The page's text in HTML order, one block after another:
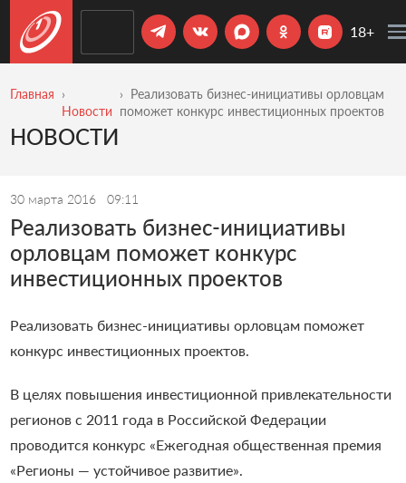
18+
Главная
Новости
Реализовать бизнес-инициативы орловцам
поможет конкурс инвестиционных проектов
НОВОСТИ
30 марта 2016 09:11
Реализовать бизнес-инициативы
орловцам поможет конкурс
инвестиционных проектов
Реализовать бизнес-инициативы орловцам поможет
конкурс инвестиционных проектов.
В целях повышения инвестиционной привлекательности
регионов с 2011 года в Российской Федерации
проводится конкурс «Ежегодная общественная премия
«Регионы — устойчивое развитие».